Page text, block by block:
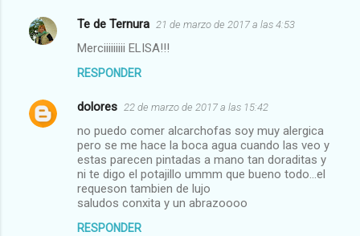
t
a
o
Te de Ternura 21 de marzo de 2017 a las 4:53
Merciiiiiiiii ELISA!!!
RESPONDER
dolores 22 de marzo de 2017 a las 15:42
no puedo comer alcarchofas soy muy alergica
pero se me hace la boca agua cuando las veo y
estas parecen pintadas a mano tan doraditas y
ni te digo el potajillo ummm que bueno todo...el
requeson tambien de lujo
saludos conxita y un abrazoooo
RESPONDER